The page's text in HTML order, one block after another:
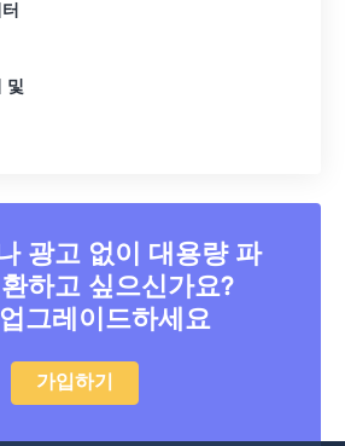
및
광고 없이 대용량 파
하고 싶으신가요?
그레이드하세요
가입하기